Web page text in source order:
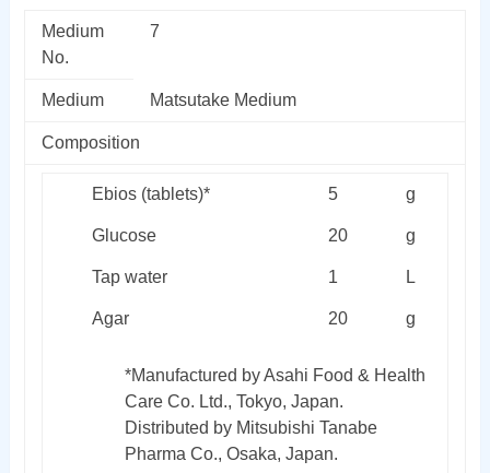
Medium
No.
7
Medium Matsutake Medium
Composition
Ebios (tablets)* 5 g
Glucose 20 g
Tap water 1 L
Agar 20 g
*Manufactured by Asahi Food & Health
Care Co. Ltd., Tokyo, Japan.
Distributed by Mitsubishi Tanabe
Pharma Co., Osaka, Japan.